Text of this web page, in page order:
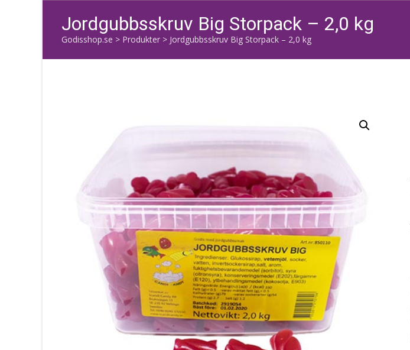
Jordgubbsskruv Big Storpack – 2,0 kg
Godisshop.se > Produkter > Jordgubbsskruv Big Storpack – 2,0 kg